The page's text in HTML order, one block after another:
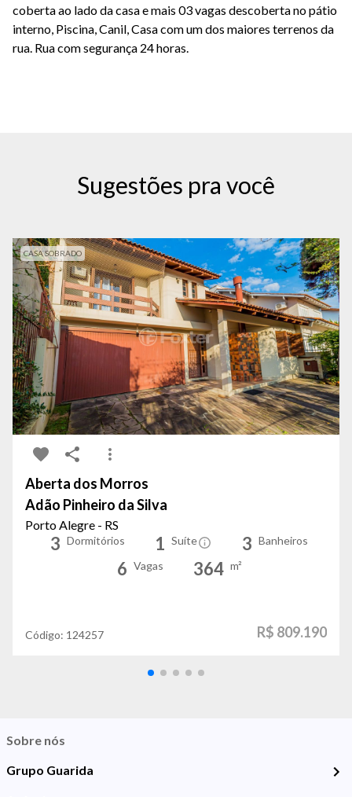
coberta ao lado da casa e mais 03 vagas descoberta no pátio
interno, Piscina, Canil, Casa com um dos maiores terrenos da
rua. Rua com segurança 24 horas.
Sugestões pra você
CASA SOBRADO
Aberta dos Morros
Adão Pinheiro da Silva
Porto Alegre - RS
3 Dormitórios 1 Suíte 3 Banheiros
6 Vagas 364 m²
Código: 124257 R$ 809.190
Sobre nós
Grupo Guarida